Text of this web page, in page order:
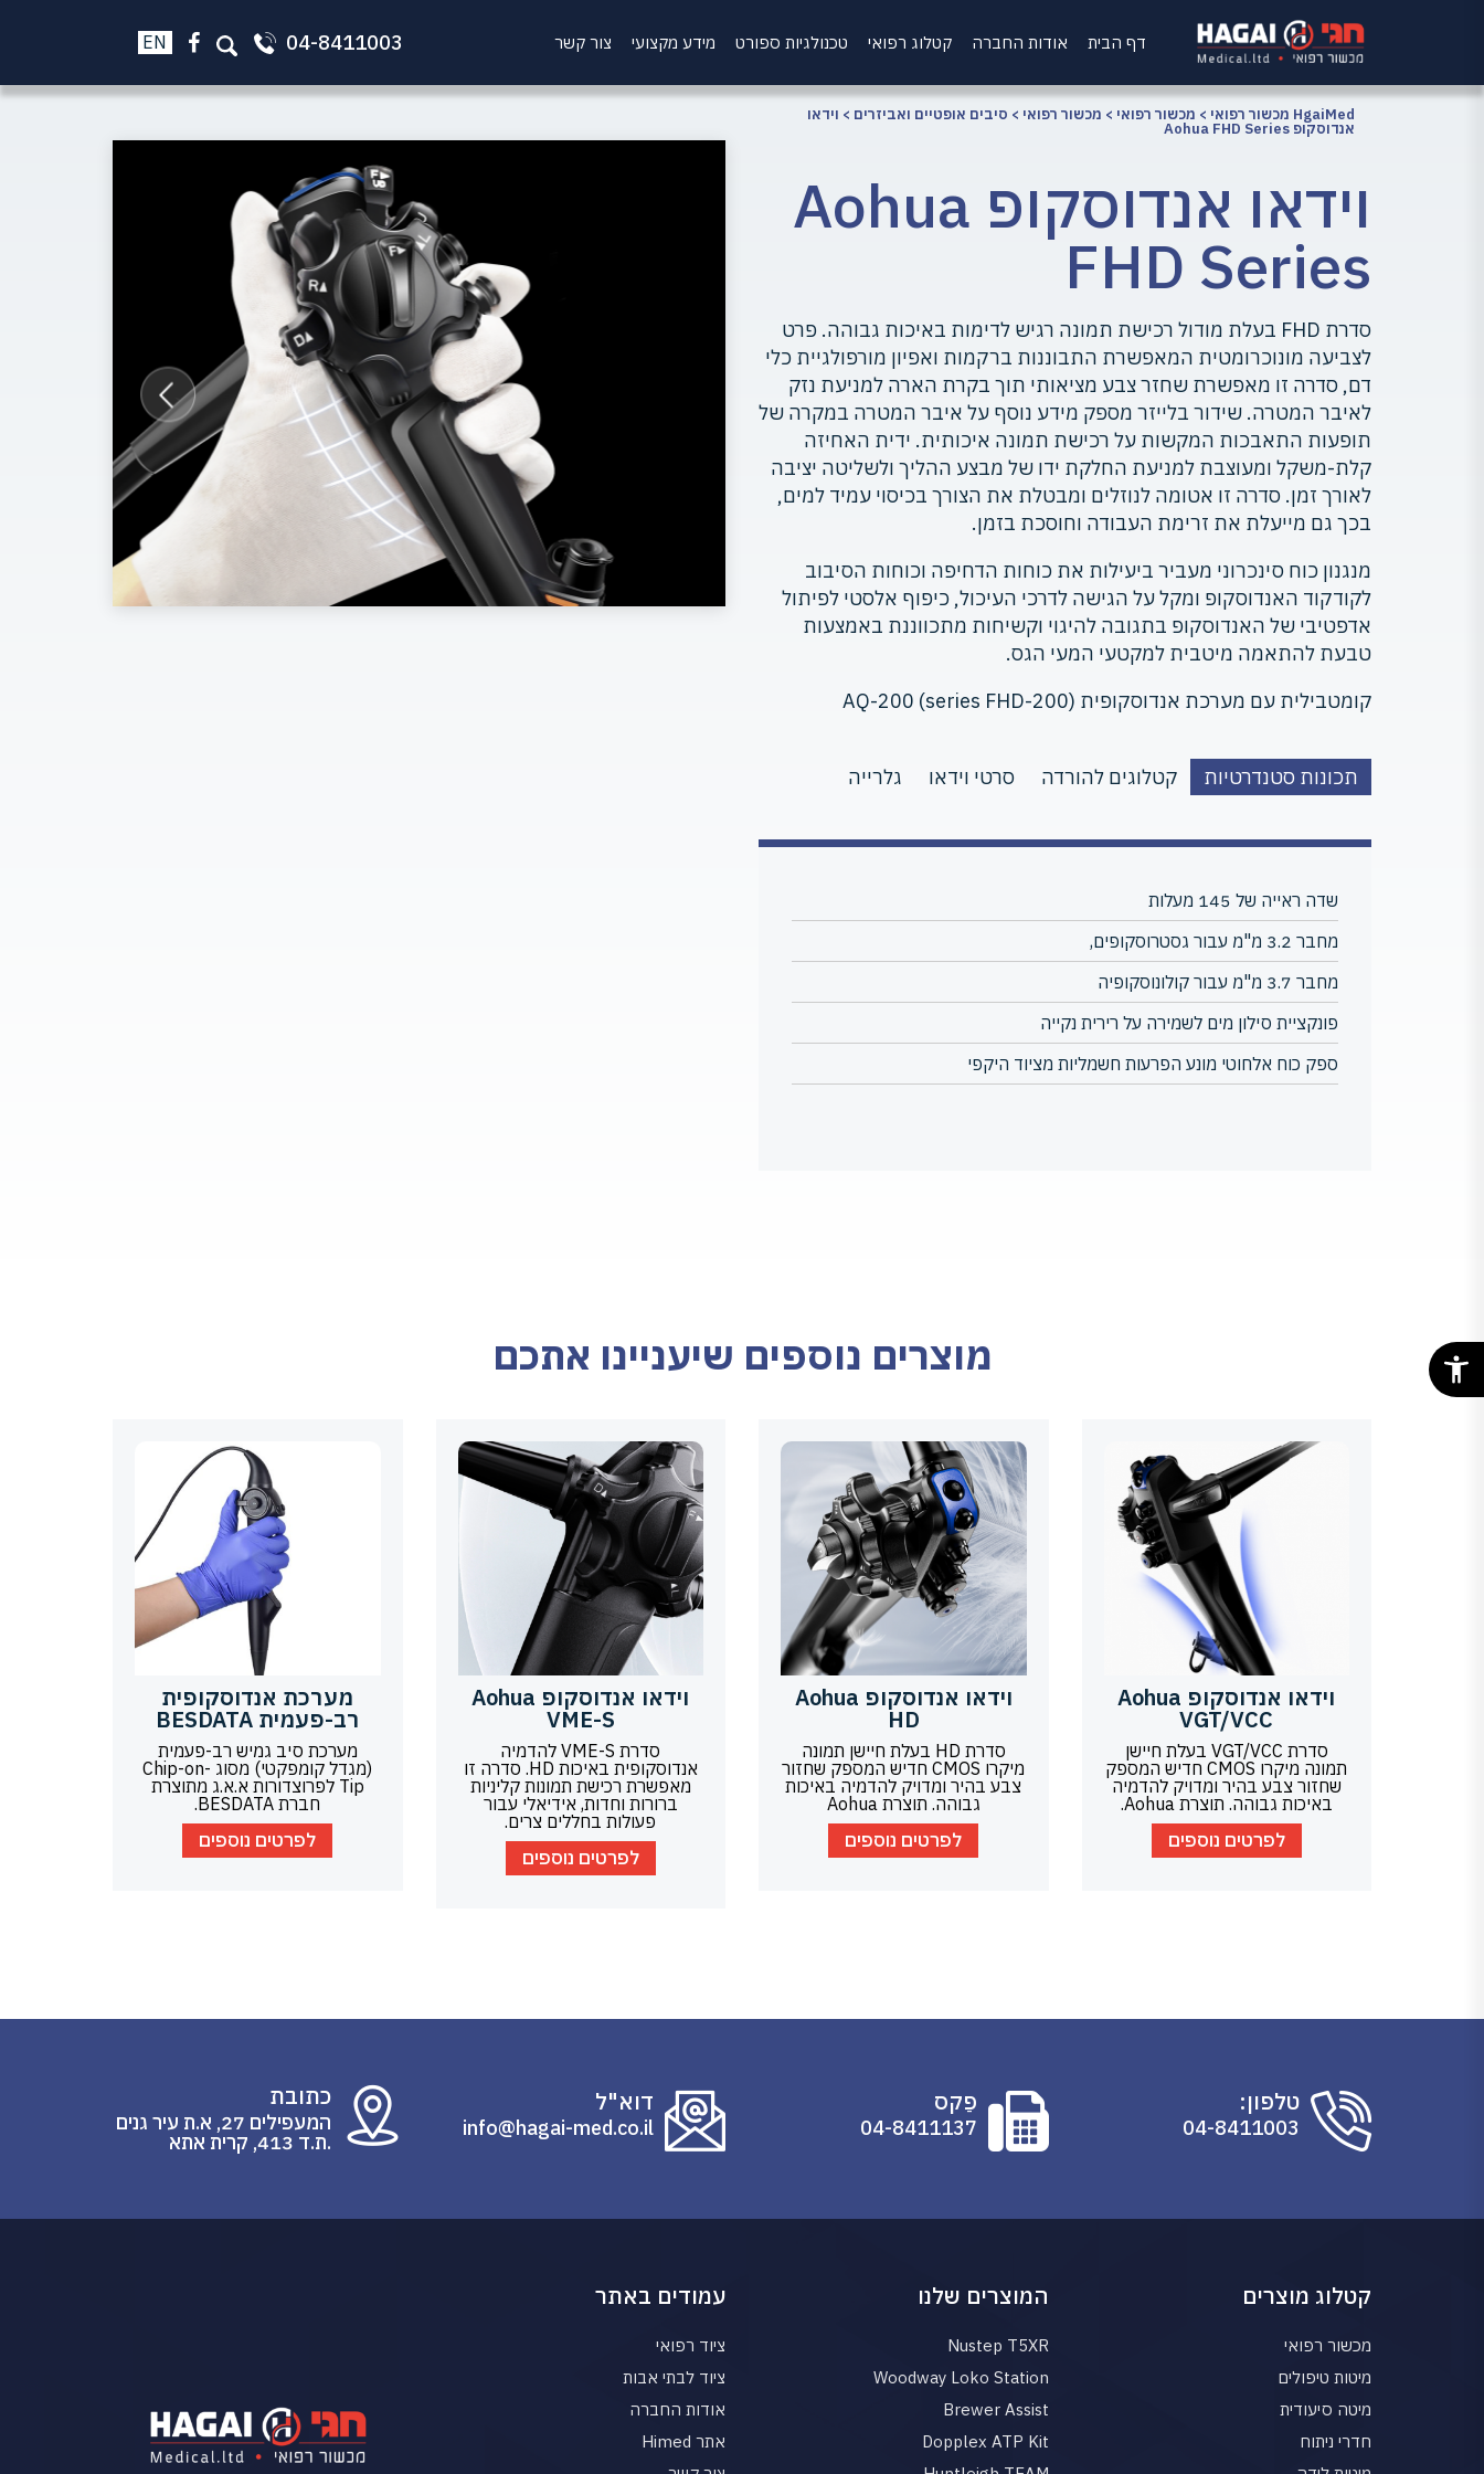
דף הבית אודות החברה קטלוג רפואי טכנולגיות ספורט מידע מקצועי צור קשר 04-8411003
EN
HgaiMed מכשור רפואי > מכשור רפואי > מכשור רפואי > סיבים אופטיים ואביזרים > וידאו
אנדוסקופ Aohua FHD Series
וידאו אנדוסקופ Aohua
FHD Series
סדרת FHD בעלת מודול רכישת תמונה רגיש לדימות באיכות גבוהה. פרט
לצביעה מונוכרומטית המאפשרת התבוננות ברקמות ואפיון מורפולגיית כלי
דם, סדרה זו מאפשרת שחזר צבע מציאותי תוך בקרת הארה למניעת נזק
לאיבר המטרה. שידור בלייזר מספק מידע נוסף על איבר המטרה במקרה של
תופעות התאבכות המקשות על רכישת תמונה איכותית. ידית האחיזה
קלת-משקל ומעוצבת למניעת החלקת ידו של מבצע ההליך ולשליטה יציבה
לאורך זמן. סדרה זו אטומה לנוזלים ומבטלת את הצורך בכיסוי עמיד למים,
בכך גם מייעלת את זרימת העבודה וחוסכת בזמן.
מנגנון כוח סינכרוני מעביר ביעילות את כוחות הדחיפה וכוחות הסיבוב
לקודקוד האנדוסקופ ומקל על הגישה לדרכי העיכול, כיפוף אלסטי לפיתול
אדפטיבי של האנדוסקופ בתגובה להיגוי וקשיחות מתכווננת באמצעות
טבעת להתאמה מיטבית למקטעי המעי הגס.
קומטבילית עם מערכת אנדוסקופית AQ-200 (series FHD-200)
תכונות סטנדרטיות קטלוגים להורדה סרטי וידאו גלרייה
שדה ראייה של 145 מעלות
מחבר 3.2 מ"מ עבור גסטרוסקופים,
מחבר 3.7 מ"מ עבור קולונוסקופיה
פונקציית סילון מים לשמירה על רירית נקייה
ספק כוח אלחוטי מונע הפרעות חשמליות מציוד היקפי
מוצרים נוספים שיעניינו אתכם
וידאו אנדוסקופ Aohua
VGT/VCC
סדרת VGT/VCC בעלת חיישן
תמונה מיקרו CMOS חדיש המספק
שחזור צבע בהיר ומדויק להדמיה
באיכות גבוהה. תוצרת Aohua.
לפרטים נוספים
וידאו אנדוסקופ Aohua
HD
סדרת HD בעלת חיישן תמונה
מיקרו CMOS חדיש המספק שחזור
צבע בהיר ומדויק להדמיה באיכות
גבוהה. תוצרת Aohua
לפרטים נוספים
וידאו אנדוסקופ Aohua
VME-S
סדרת VME-S להדמיה
אנדוסקופית באיכות HD. סדרה זו
מאפשרת רכישת תמונות קליניות
ברורות וחדות, אידיאלי עבור
פעולות בחללים צרים.
לפרטים נוספים
מערכת אנדוסקופית
רב-פעמית BESDATA
מערכת סיב גמיש רב-פעמית
(מגדל קומפקטי) מסוג Chip-on-
Tip לפרוצדורות א.א.ג מתוצרת
חברת BESDATA.
לפרטים נוספים
טלפון:
04-8411003
פַקס
04-8411137
דוא"ל
info@hagai-med.co.il
כתובת
המעפילים 27, א.ת עיר גנים
.ת.ד 413, קרית אתא
קטלוג מוצרים
מכשור רפואי
מיטות טיפולים
מיטה סיעודית
חדרי ניתוח
המוצרים שלנו
Nustep T5XR
Woodway Loko Station
Brewer Assist
Dopplex ATP Kit
עמודים באתר
ציוד רפואי
ציוד לבתי אבות
אודות החברה
אתר Himed